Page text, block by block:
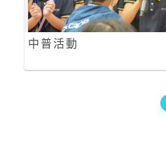
中普活動